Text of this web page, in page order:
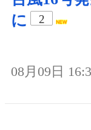
に
2
08月09日